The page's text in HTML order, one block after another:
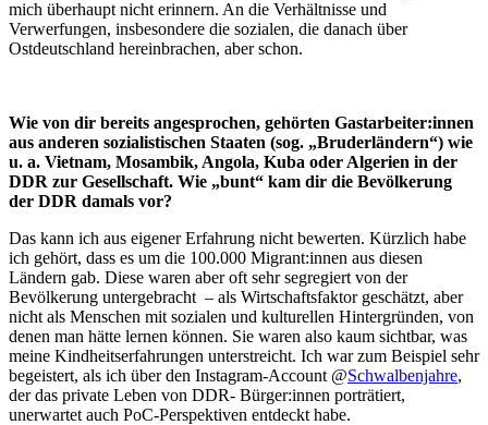
mich überhaupt nicht erinnern. An die Verhältnisse und
Verwerfungen, insbesondere die sozialen, die danach über
Ostdeutschland hereinbrachen, aber schon.
Wie von dir bereits angesprochen, gehörten Gastarbeiter:innen
aus anderen sozialistischen Staaten (sog. „Bruderländern“) wie
u. a. Vietnam, Mosambik, Angola, Kuba oder Algerien in der
DDR zur Gesellschaft. Wie „bunt“ kam dir die Bevölkerung
der DDR damals vor?
Das kann ich aus eigener Erfahrung nicht bewerten. Kürzlich habe
ich gehört, dass es um die 100.000 Migrant:innen aus diesen
Ländern gab. Diese waren aber oft sehr segregiert von der
Bevölkerung untergebracht – als Wirtschaftsfaktor geschätzt, aber
nicht als Menschen mit sozialen und kulturellen Hintergründen, von
denen man hätte lernen können. Sie waren also kaum sichtbar, was
meine Kindheitserfahrungen unterstreicht. Ich war zum Beispiel sehr
begeistert, als ich über den Instagram-Account @Schwalbenjahre,
der das private Leben von DDR- Bürger:innen porträtiert,
unerwartet auch PoC-Perspektiven entdeckt habe.